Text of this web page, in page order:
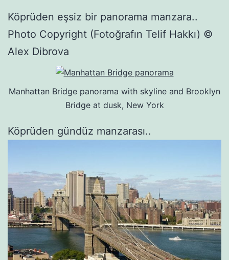
Köprüden eşsiz bir panorama manzara..
Photo Copyright (Fotoğrafın Telif Hakkı) ©
Alex Dibrova
Manhattan Bridge panorama with skyline and Brooklyn
Bridge at dusk, New York
Köprüden gündüz manzarası..